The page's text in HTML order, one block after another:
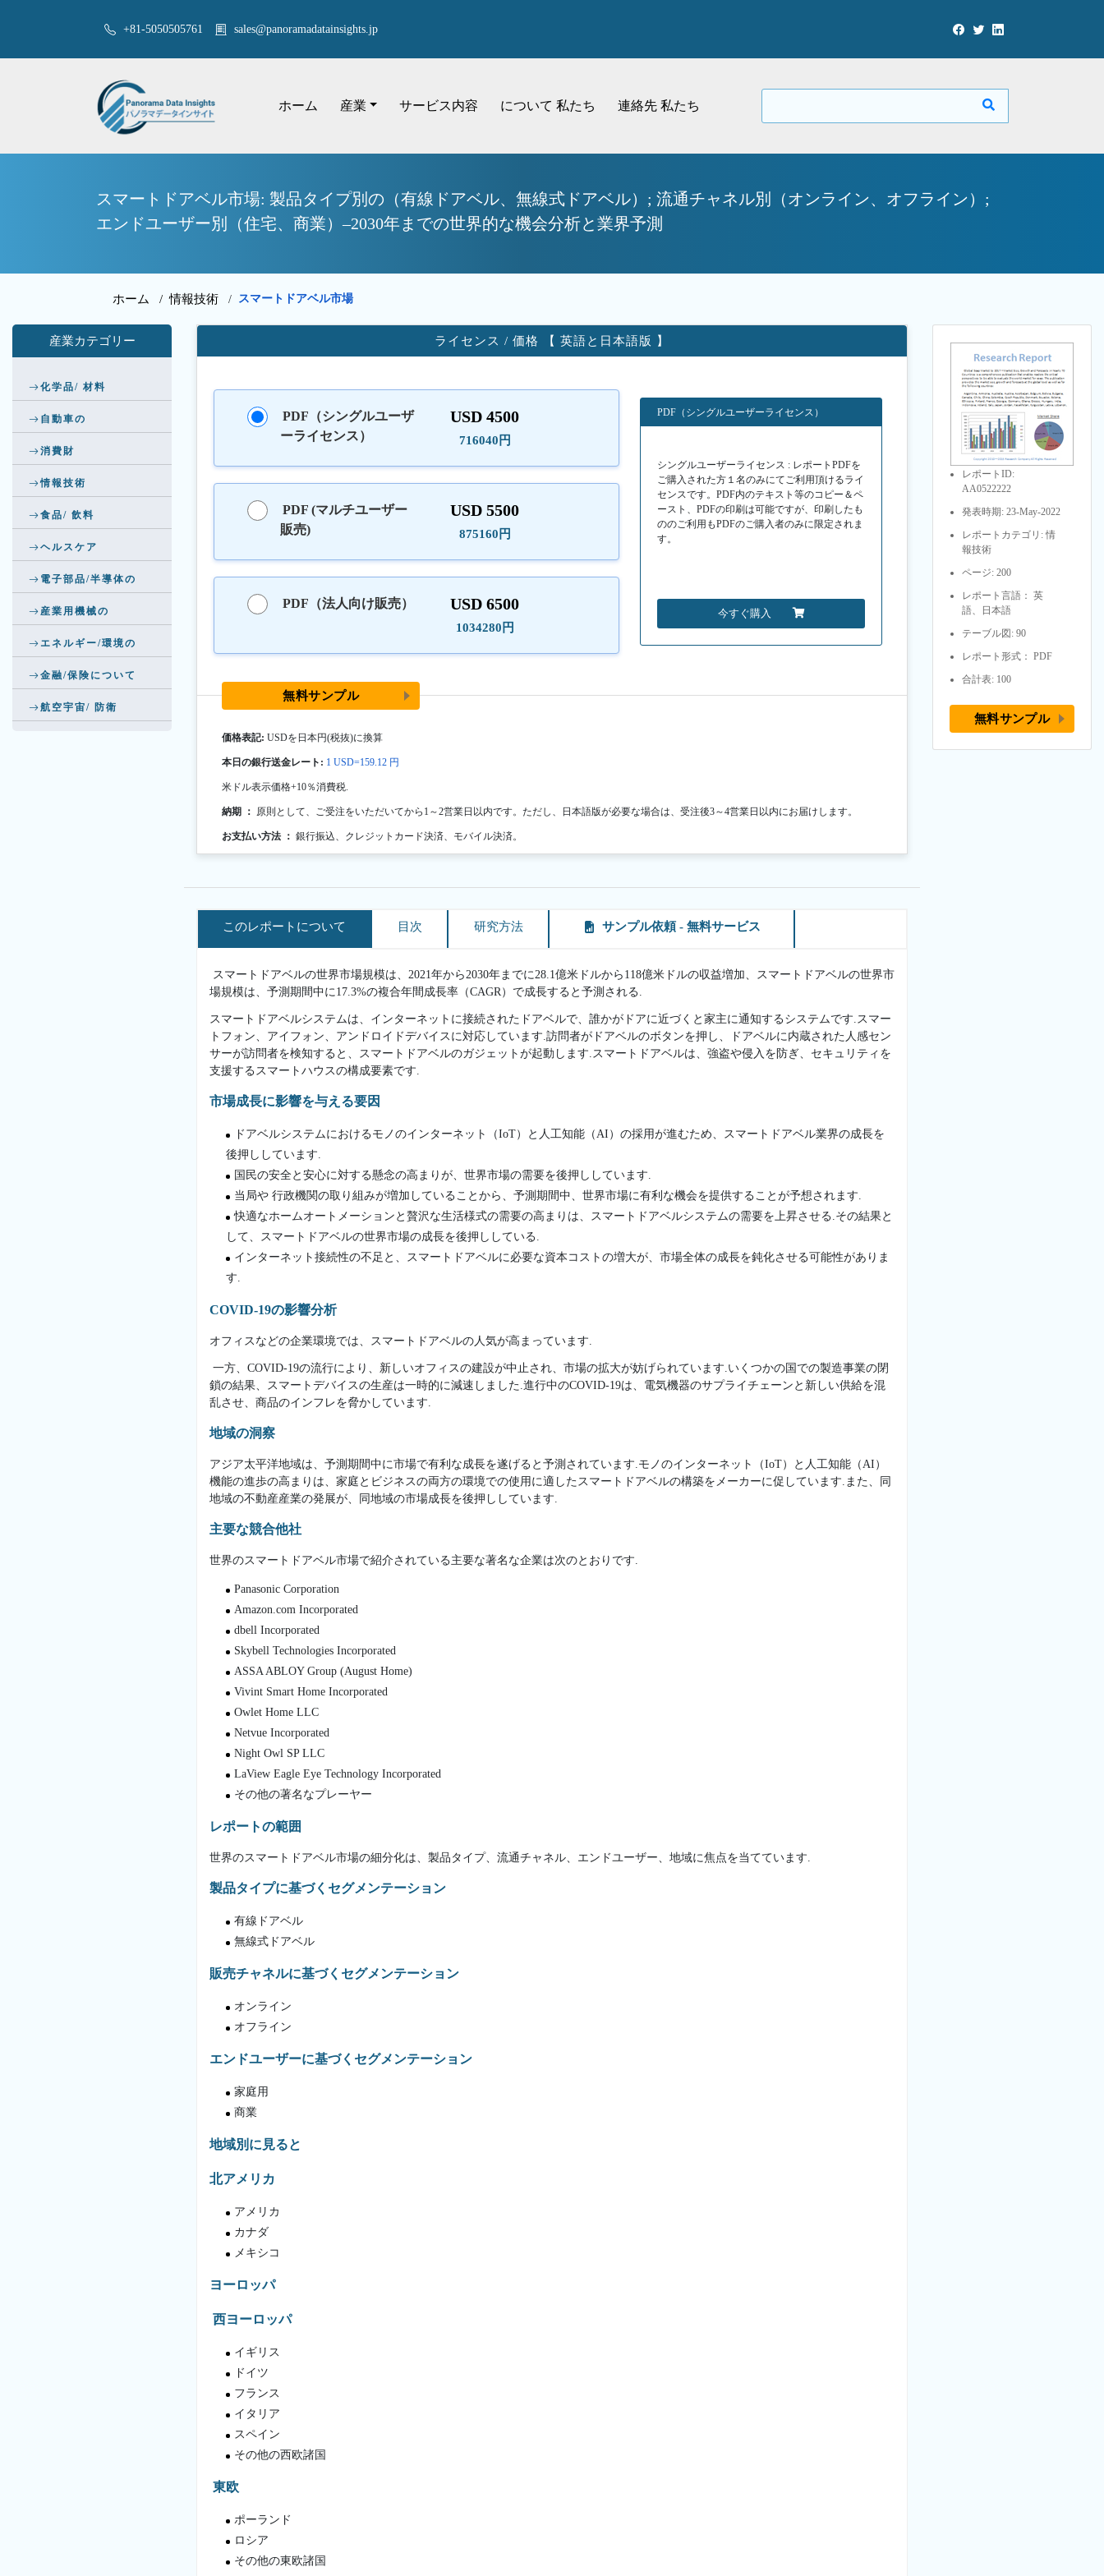
+81-5050505761 sales@panoramadatainsights.jp
ホーム 産業 サービス内容 について 私たち 連絡先 私たち
スマートドアベル市場: 製品タイプ別の（有線ドアベル、無線式ドアベル）; 流通チャネル別（オンライン、オフライン）;
エンドユーザー別（住宅、商業）–2030年までの世界的な機会分析と業界予測
ホーム /情報技術 / スマートドアベル市場
産業カテゴリー
化学品/ 材料
自動車の
消費財
情報技術
食品/ 飲料
ヘルスケア
電子部品/半導体の
産業用機械の
エネルギー/環境の
金融/保険について
航空宇宙/ 防衛
ライセンス / 価格 【 英語と日本語版 】
PDF（シングルユーザ
ーライセンス）
USD 4500
716040円
PDF (マルチユーザー
販売)
USD 5500
875160円
PDF（法人向け販売） USD 6500
1034280円
PDF（シングルユーザーライセンス）
シングルユーザーライセンス : レポートPDFを
ご購入された方１名のみにてご利用頂けるライ
センスです。PDF内のテキスト等のコピー＆ペ
ースト、PDFの印刷は可能ですが、印刷したも
ののご利用もPDFのご購入者のみに限定されま
す。
今すぐ購入
無料サンプル
価格表記: USDを日本円(税抜)に換算
本日の銀行送金レート: 1 USD=159.12 円
米ドル表示価格+10％消費税.
納期 ： 原則として、ご受注をいただいてから1～2営業日以内です。ただし、日本語版が必要な場合は、受注後3～4営業日以内にお届けします。
お支払い方法 ： 銀行振込、クレジットカード決済、モバイル決済。
このレポートについて 目次 研究方法 サンプル依頼 - 無料サービス
スマートドアベルの世界市場規模は、2021年から2030年までに28.1億米ドルから118億米ドルの収益増加、スマートドアベルの世界市
場規模は、予測期間中に17.3%の複合年間成長率（CAGR）で成長すると予測される.
スマートドアベルシステムは、インターネットに接続されたドアベルで、誰かがドアに近づくと家主に通知するシステムです.スマー
トフォン、アイフォン、アンドロイドデバイスに対応しています.訪問者がドアベルのボタンを押し、ドアベルに内蔵された人感セン
サーが訪問者を検知すると、スマートドアベルのガジェットが起動します.スマートドアベルは、強盗や侵入を防ぎ、セキュリティを
支援するスマートハウスの構成要素です.
市場成長に影響を与える要因
ドアベルシステムにおけるモノのインターネット（IoT）と人工知能（AI）の採用が進むため、スマートドアベル業界の成長を
後押ししています.
国民の安全と安心に対する懸念の高まりが、世界市場の需要を後押ししています.
当局や 行政機関の取り組みが増加していることから、予測期間中、世界市場に有利な機会を提供することが予想されます.
快適なホームオートメーションと贅沢な生活様式の需要の高まりは、スマートドアベルシステムの需要を上昇させる.その結果と
して、スマートドアベルの世界市場の成長を後押ししている.
インターネット接続性の不足と、スマートドアベルに必要な資本コストの増大が、市場全体の成長を鈍化させる可能性がありま
す.
COVID-19の影響分析
オフィスなどの企業環境では、スマートドアベルの人気が高まっています.
一方、COVID-19の流行により、新しいオフィスの建設が中止され、市場の拡大が妨げられています.いくつかの国での製造事業の閉
鎖の結果、スマートデバイスの生産は一時的に減速しました.進行中のCOVID-19は、電気機器のサプライチェーンと新しい供給を混
乱させ、商品のインフレを脅かしています.
地域の洞察
アジア太平洋地域は、予測期間中に市場で有利な成長を遂げると予測されています.モノのインターネット（IoT）と人工知能（AI）
機能の進歩の高まりは、家庭とビジネスの両方の環境での使用に適したスマートドアベルの構築をメーカーに促しています.また、同
地域の不動産産業の発展が、同地域の市場成長を後押ししています.
主要な競合他社
世界のスマートドアベル市場で紹介されている主要な著名な企業は次のとおりです.
Panasonic Corporation
Amazon.com Incorporated
dbell Incorporated
Skybell Technologies Incorporated
ASSA ABLOY Group (August Home)
Vivint Smart Home Incorporated
Owlet Home LLC
Netvue Incorporated
Night Owl SP LLC
LaView Eagle Eye Technology Incorporated
その他の著名なプレーヤー
レポートの範囲
世界のスマートドアベル市場の細分化は、製品タイプ、流通チャネル、エンドユーザー、地域に焦点を当てています.
製品タイプに基づくセグメンテーション
有線ドアベル
無線式ドアベル
販売チャネルに基づくセグメンテーション
オンライン
オフライン
エンドユーザーに基づくセグメンテーション
家庭用
商業
地域別に見ると
北アメリカ
アメリカ
カナダ
メキシコ
ヨーロッパ
西ヨーロッパ
イギリス
ドイツ
フランス
イタリア
スペイン
その他の西欧諸国
東欧
ポーランド
ロシア
その他の東欧諸国
レポートID:
AA0522222
発表時期: 23-May-2022
レポートカテゴリ: 情
報技術
ページ: 200
レポート言語： 英
語、日本語
テーブル図: 90
レポート形式： PDF
合計表: 100
無料サンプル